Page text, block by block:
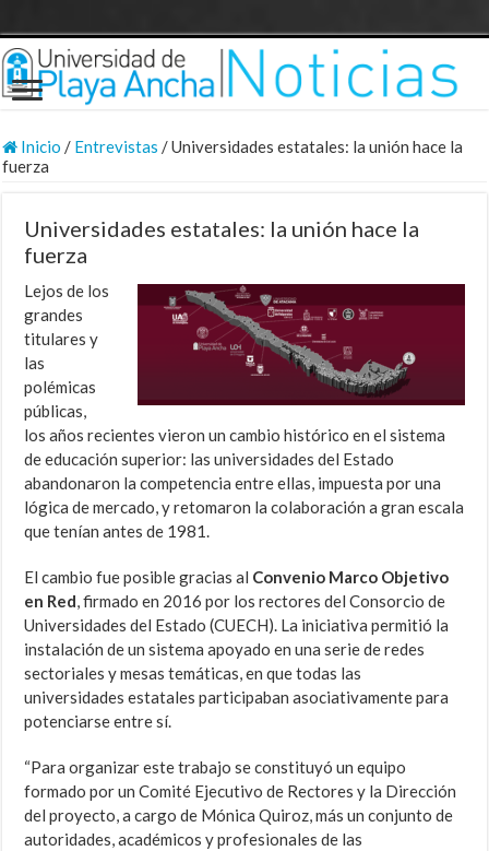
Inicio / Entrevistas /Universidades estatales: la unión hace la
fuerza
Universidades estatales: la unión hace la
fuerza
Lejos de los
grandes
titulares y
las
polémicas
públicas,
los años recientes vieron un cambio histórico en el sistema
de educación superior: las universidades del Estado
abandonaron la competencia entre ellas, impuesta por una
lógica de mercado, y retomaron la colaboración a gran escala
que tenían antes de 1981.
El cambio fue posible gracias al Convenio Marco Objetivo
en Red, firmado en 2016 por los rectores del Consorcio de
Universidades del Estado (CUECH). La iniciativa permitió la
instalación de un sistema apoyado en una serie de redes
sectoriales y mesas temáticas, en que todas las
universidades estatales participaban asociativamente para
potenciarse entre sí.
“Para organizar este trabajo se constituyó un equipo
formado por un Comité Ejecutivo de Rectores y la Dirección
del proyecto, a cargo de Mónica Quiroz, más un conjunto de
autoridades, académicos y profesionales de las